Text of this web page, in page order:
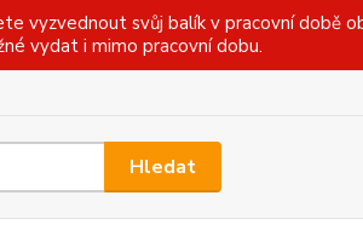
vyzvednout svůj balík v pracovní době
vydat i mimo pracovní dobu.
Hledat